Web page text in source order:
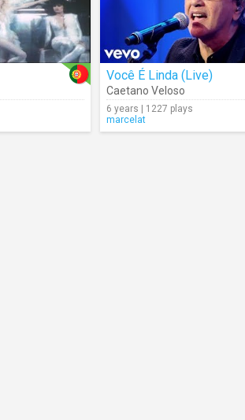
Você É Linda (Live)
Caetano Veloso
6 years | 1227 plays
marcelat